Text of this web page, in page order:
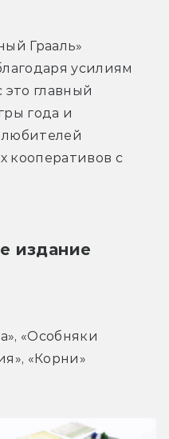
Грааль»
усилиям
это главный
года и
кооперативов с
издание
«Особняки
«Корни»